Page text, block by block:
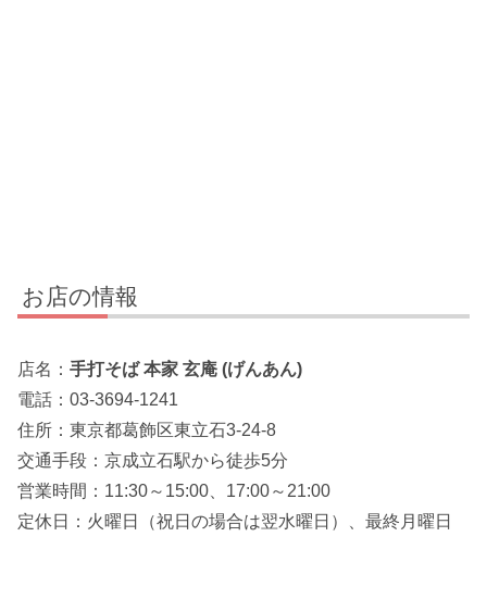
お店の情報
店名： 手打そば 本家 玄庵 (げんあん)
電話：03-3694-1241
住所：東京都葛飾区東立石3-24-8
交通手段：京成立石駅から徒歩5分
営業時間：11:30～15:00、17:00～21:00
定休日：火曜日（祝日の場合は翌水曜日）、最終月曜日